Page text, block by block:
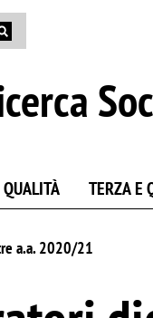
al contenuto principale
QUALITÀ TERZA E
a.a. 2020/21